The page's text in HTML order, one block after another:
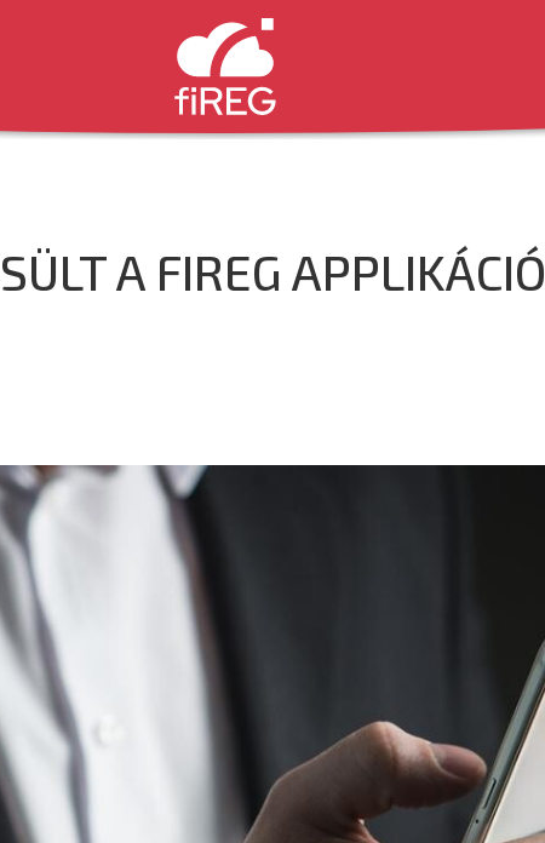
A FIREG APPLIKÁCIÓ